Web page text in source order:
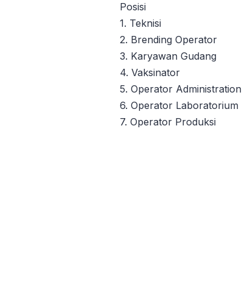
Posisi
1. Teknisi
2. Brending Operator
3. Karyawan Gudang
4. Vaksinator
5. Operator Administration
6. Operator Laboratorium
7. Operator Produksi